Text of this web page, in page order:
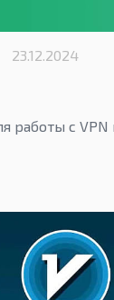
23.12.2024
работы с VPN